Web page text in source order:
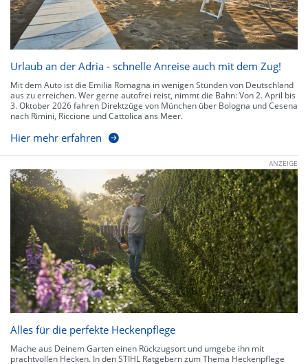
Urlaub an der Adria - schnelle Anreise auch mit dem Zug!
Mit dem Auto ist die Emilia Romagna in wenigen Stunden von Deutschland
aus zu erreichen. Wer gerne autofrei reist, nimmt die Bahn: Von 2. April bis
3. Oktober 2026 fahren Direktzüge von München über Bologna und Cesena
nach Rimini, Riccione und Cattolica ans Meer.
Hier mehr erfahren
ANZEIGE
Alles für die perfekte Heckenpflege
Mache aus Deinem Garten einen Rückzugsort und umgebe ihn mit
prachtvollen Hecken. In den STIHL Ratgebern zum Thema Heckenpflege